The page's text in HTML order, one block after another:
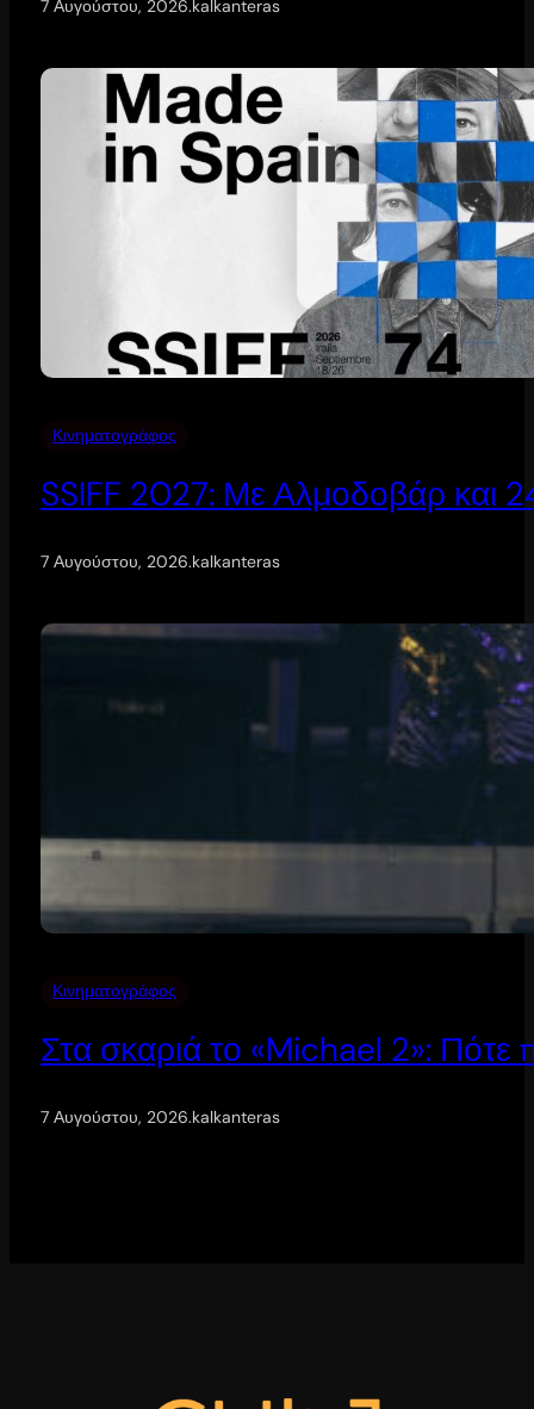
7 Αυγούστου, 2026.kalkanteras
Κινηματογράφος
SSIFF 2027: Με Αλμοδοβάρ και 24
7 Αυγούστου, 2026.kalkanteras
Κινηματογράφος
Στα σκαριά το «Michael 2»: Πότε
7 Αυγούστου, 2026.kalkanteras